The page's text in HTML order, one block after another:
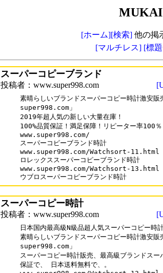
MUKAI
[ホーム][検索] 他の掲
[マルチレス] [標
スーパーコピーブランド
投稿者：www.super998.com
素晴らしいブランドスーパーコピー時計激安販
super998.com」
2019年超人気の新しい大量在庫！
100%品質保証！満足保障！リピーター率100
www.super998.com/
スーパーコピーブランド時計
www.super998.com/Watchsort-11.html
ロレックススーパーコピーブランド時計
www.super998.com/Watchsort-13.html
ウブロスーパーコピーブランド時計
スーパーコピー時計
投稿者：www.super998.com
日本国内最高級N級品超人気スーパーコピー時
素晴らしいブランドスーパーコピー時計激安販
super998.com」
スーパーコピー時計販売、最高級ブランドス
保証で、 日本送料無料で、。